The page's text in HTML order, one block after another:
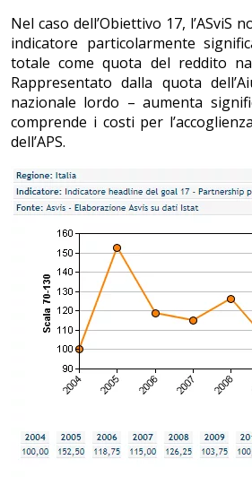
Nel caso dell’Obiettivo 17,
indicatore particolarmente
totale come quota del reddito
Rappresentato dalla quota
nazionale lordo – aumenta
comprende i costi per
dell’APS.